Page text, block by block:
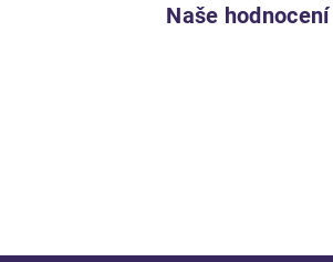
Naše hodnocení